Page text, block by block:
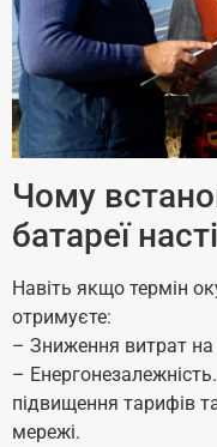
Чому
батареї
Навіть якщо термін
отримуєте:
– Зниження витрат на
–
підвищення тарифів
мережі.